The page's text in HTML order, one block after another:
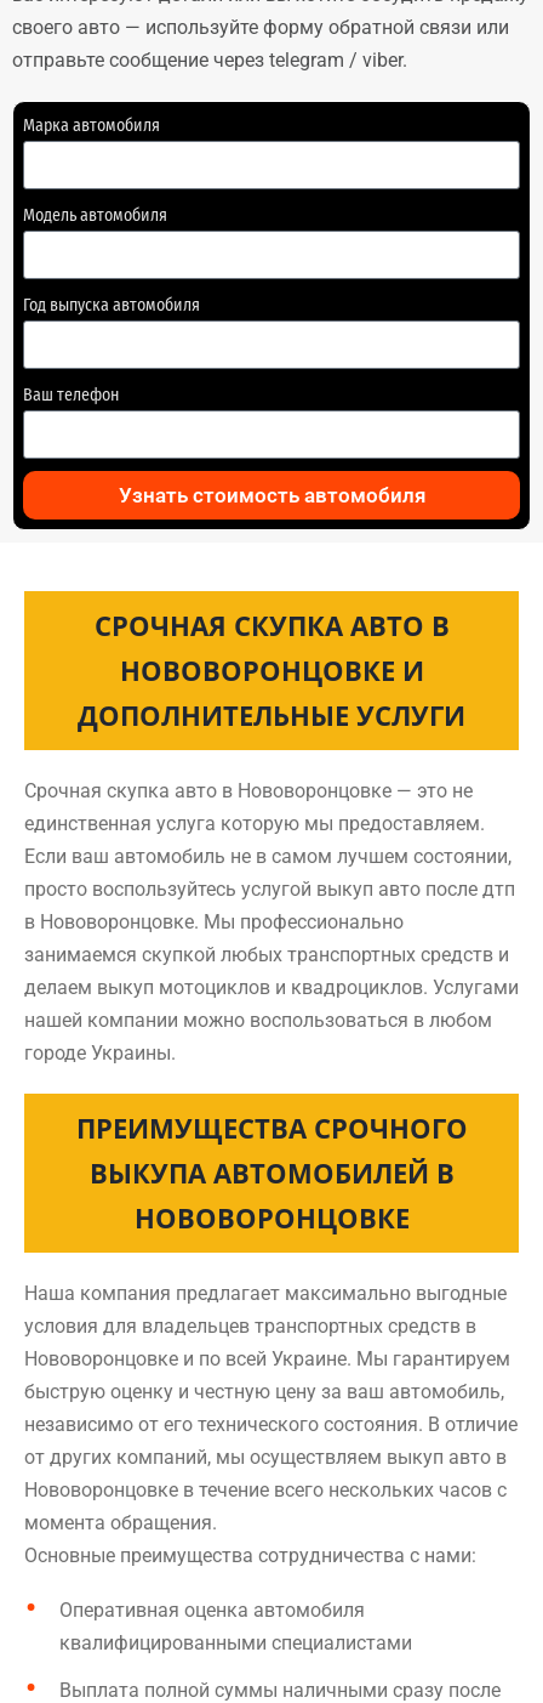
своего авто — используйте форму обратной связи или
отправьте сообщение через telegram / viber.
Марка автомобиля
Модель автомобиля
Год выпуска автомобиля
Ваш телефон
Узнать стоимость автомобиля
СРОЧНАЯ СКУПКА АВТО В
НОВОВОРОНЦОВКЕ И
ДОПОЛНИТЕЛЬНЫЕ УСЛУГИ
Срочная скупка авто в Нововоронцовке — это не
единственная услуга которую мы предоставляем.
Если ваш автомобиль не в самом лучшем состоянии,
просто воспользуйтесь услугой выкуп авто после дтп
в Нововоронцовке. Мы профессионально
занимаемся скупкой любых транспортных средств и
делаем выкуп мотоциклов и квадроциклов. Услугами
нашей компании можно воспользоваться в любом
городе Украины.
ПРЕИМУЩЕСТВА СРОЧНОГО
ВЫКУПА АВТОМОБИЛЕЙ В
НОВОВОРОНЦОВКЕ
Наша компания предлагает максимально выгодные
условия для владельцев транспортных средств в
Нововоронцовке и по всей Украине. Мы гарантируем
быструю оценку и честную цену за ваш автомобиль,
независимо от его технического состояния. В отличие
от других компаний, мы осуществляем выкуп авто в
Нововоронцовке в течение всего нескольких часов с
момента обращения.
Основные преимущества сотрудничества с нами:
Оперативная оценка автомобиля
квалифицированными специалистами
Выплата полной суммы наличными сразу после